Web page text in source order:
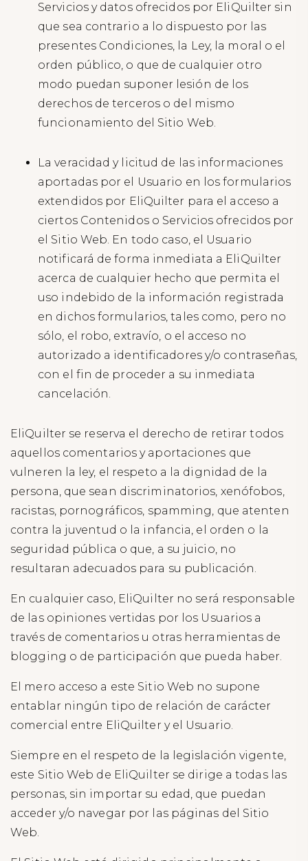
Servicios y datos ofrecidos por EliQuilter sin
que sea contrario a lo dispuesto por las
presentes Condiciones, la Ley, la moral o el
orden público, o que de cualquier otro
modo puedan suponer lesión de los
derechos de terceros o del mismo
funcionamiento del Sitio Web.
La veracidad y licitud de las informaciones
aportadas por el Usuario en los formularios
extendidos por EliQuilter para el acceso a
ciertos Contenidos o Servicios ofrecidos por
el Sitio Web. En todo caso, el Usuario
notificará de forma inmediata a EliQuilter
acerca de cualquier hecho que permita el
uso indebido de la información registrada
en dichos formularios, tales como, pero no
sólo, el robo, extravío, o el acceso no
autorizado a identificadores y/o contraseñas,
con el fin de proceder a su inmediata
cancelación.
EliQuilter se reserva el derecho de retirar todos
aquellos comentarios y aportaciones que
vulneren la ley, el respeto a la dignidad de la
persona, que sean discriminatorios, xenófobos,
racistas, pornográficos, spamming, que atenten
contra la juventud o la infancia, el orden o la
seguridad pública o que, a su juicio, no
resultaran adecuados para su publicación.
En cualquier caso, EliQuilter no será responsable
de las opiniones vertidas por los Usuarios a
través de comentarios u otras herramientas de
blogging o de participación que pueda haber.
El mero acceso a este Sitio Web no supone
entablar ningún tipo de relación de carácter
comercial entre EliQuilter y el Usuario.
Siempre en el respeto de la legislación vigente,
este Sitio Web de EliQuilter se dirige a todas las
personas, sin importar su edad, que puedan
acceder y/o navegar por las páginas del Sitio
Web.